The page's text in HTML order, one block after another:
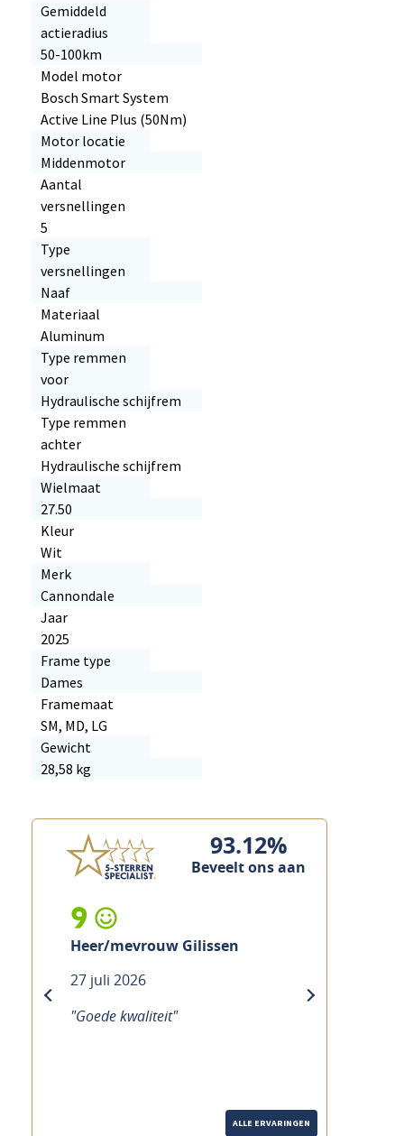
Gemiddeld
actieradius
50-100km
Model motor
Bosch Smart System
Active Line Plus (50Nm)
Motor locatie
Middenmotor
Aantal
versnellingen
5
Type
versnellingen
Naaf
Materiaal
Aluminum
Type remmen
voor
Hydraulische schijfrem
Type remmen
achter
Hydraulische schijfrem
Wielmaat
27.50
Kleur
Wit
Merk
Cannondale
Jaar
2025
Frame type
Dames
Framemaat
SM, MD, LG
Gewicht
28,58 kg
93.12%
Beveelt ons aan
9
Heer/mevrouw Gilissen
27 juli 2026
"Goede kwaliteit"
next
ALLE ERVARINGEN